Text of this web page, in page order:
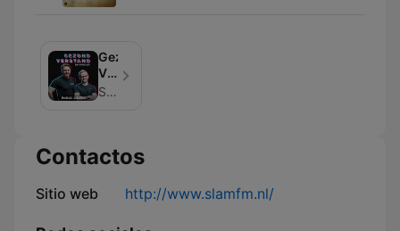
Gezond
Verstand
deSLAM!
Contactos
Sitio web http://www.slamfm.nl/